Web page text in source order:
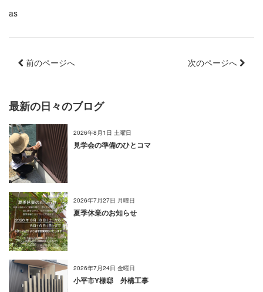
as
前のページへ 次のページへ
最新の日々のブログ
2026年8月1日 土曜日
見学会の準備のひとコマ
2026年7月27日 月曜日
夏季休業のお知らせ
2026年7月24日 金曜日
小平市Y様邸 外構工事